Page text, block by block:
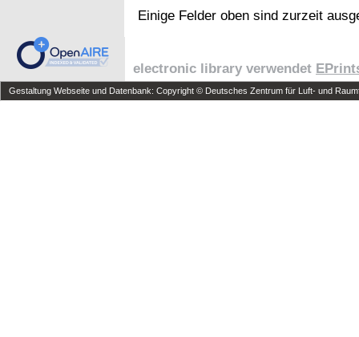
Einige Felder oben sind zurzeit
electronic library verwendet
Gestaltung Webseite und Datenbank: Copyright © Deutsches Zentrum für Luft- und